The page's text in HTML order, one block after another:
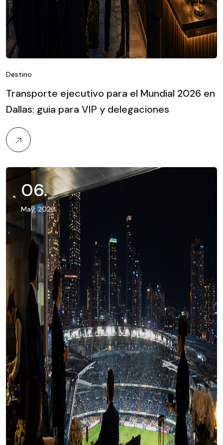
Destino
Transporte ejecutivo para el Mundial 2026 en
Dallas: guia para VIP y delegaciones
06.
May, 2026